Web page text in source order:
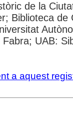
de la
Biblioteca de
UAB:
a aquest